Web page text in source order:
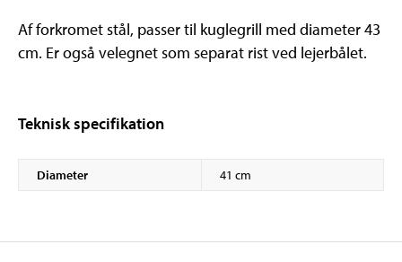
Af forkromet stål, passer til kuglegrill med diameter 43
cm. Er også velegnet som separat rist ved lejerbålet.
Teknisk specifikation
Diameter 41 cm